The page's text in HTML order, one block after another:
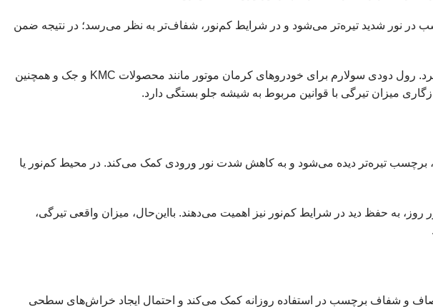
نور شدید تیره‌تر می‌شود و در شرایط کم‌نور، شفاف‌تر به نظر می‌رسد؛ در نتیجه ضمن
این محصول به‌صورت رول عرضه می‌شود و پس از برش دقیق، می‌توان آن را متناسب با ابعاد شیشه خودرو نصب کرد. رول دودی سولارم برای خودروهای کرمان موتور مانند محصولات KMC و جک و همچنین
میزان تیرگی با قوانین مربوط به شیشه جلو بستگی دارد.
تیره‌تر دیده می‌شود و به کاهش شدت نور ورودی کمک می‌کند. در محیط کم‌نور یا
روز، به حفظ دید در شرایط کم‌نور نیز اهمیت می‌دهند. بااین‌حال، میزان واقعی تیرگی،
و شفاف برچسب در استفاده روزانه کمک می‌کند و احتمال ایجاد خراش‌های سطحی